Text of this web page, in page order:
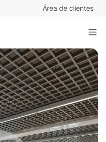
Área de clientes
terraza en el centro de Barcelona.